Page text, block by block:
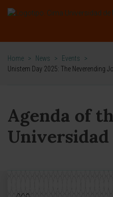
Home > News > Events
>
Unistem Day 2025: The Neverending
Agenda of